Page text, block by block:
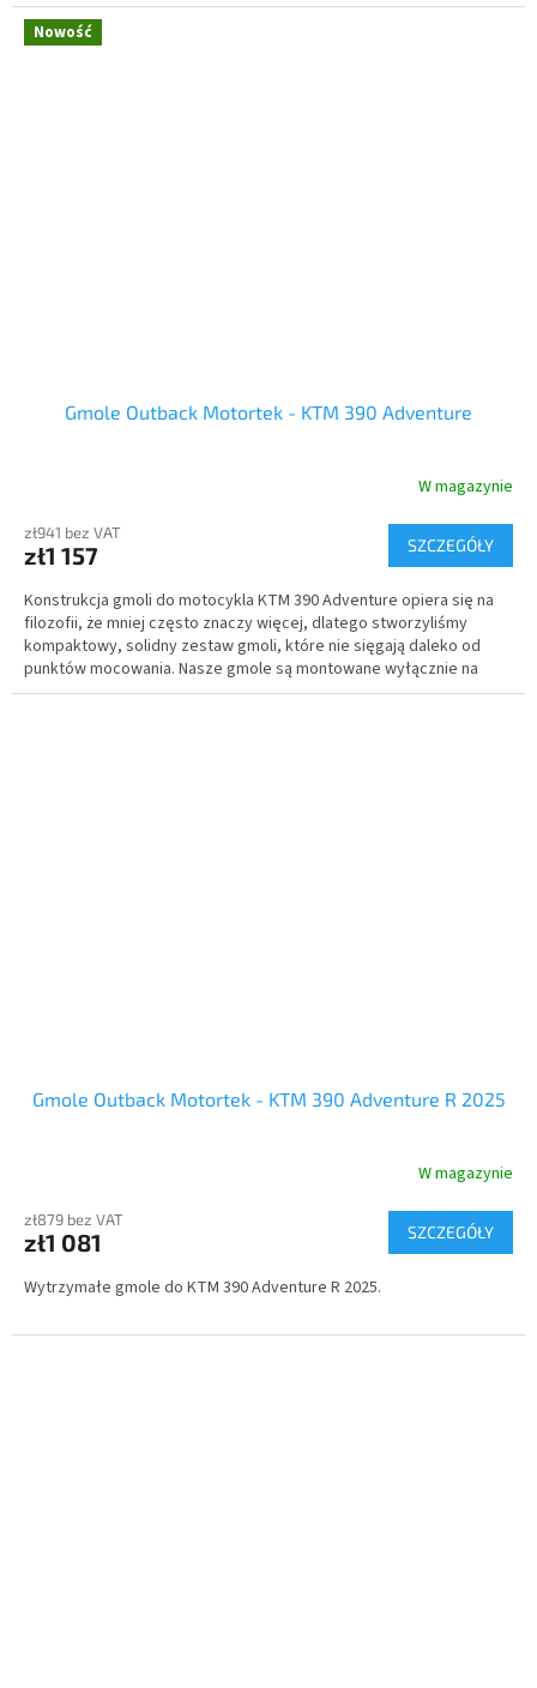
Nowość
Gmole Outback Motortek - KTM 390 Adventure
W magazynie
zł941 bez VAT
zł1 157 SZCZEGÓŁY
Konstrukcja gmoli do motocykla KTM 390 Adventure opiera się na
filozofii, że mniej często znaczy więcej, dlatego stworzyliśmy
kompaktowy, solidny zestaw gmoli, które nie sięgają daleko od
punktów mocowania. Nasze gmole są montowane wyłącznie na
ramie.
Gmole Outback Motortek - KTM 390 Adventure R 2025
W magazynie
zł879 bez VAT
zł1 081 SZCZEGÓŁY
Wytrzymałe gmole do KTM 390 Adventure R 2025.